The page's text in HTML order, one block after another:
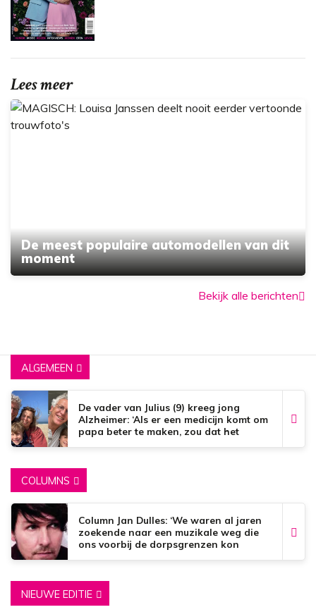
Lees meer
De meest populaire automodellen van dit
moment
Bekijk alle berichten
ALGEMEEN
De vader van Julius (9) kreeg jong
Alzheimer: ‘Als er een medicijn komt om
papa beter te maken, zou dat het
COLUMNS
Column Jan Dulles: ‘We waren al jaren
zoekende naar een muzikale weg die
ons voorbij de dorpsgrenzen kon
NIEUWE EDITIE